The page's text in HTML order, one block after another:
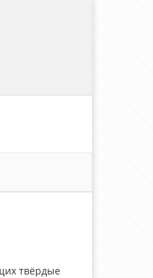
твёрдые